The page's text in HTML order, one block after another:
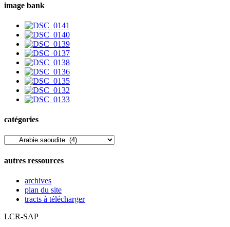
image bank
catégories
catégories
autres ressources
archives
plan du site
tracts à télécharger
LCR-SAP